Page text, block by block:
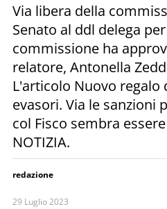
Via libera della
Senato al ddl delega
commissione ha
relatore, Antonella
L'articolo Nuovo regalo
evasori. Via le sanzioni
col Fisco sembra
NOTIZIA.
redazione
29 Luglio 2023